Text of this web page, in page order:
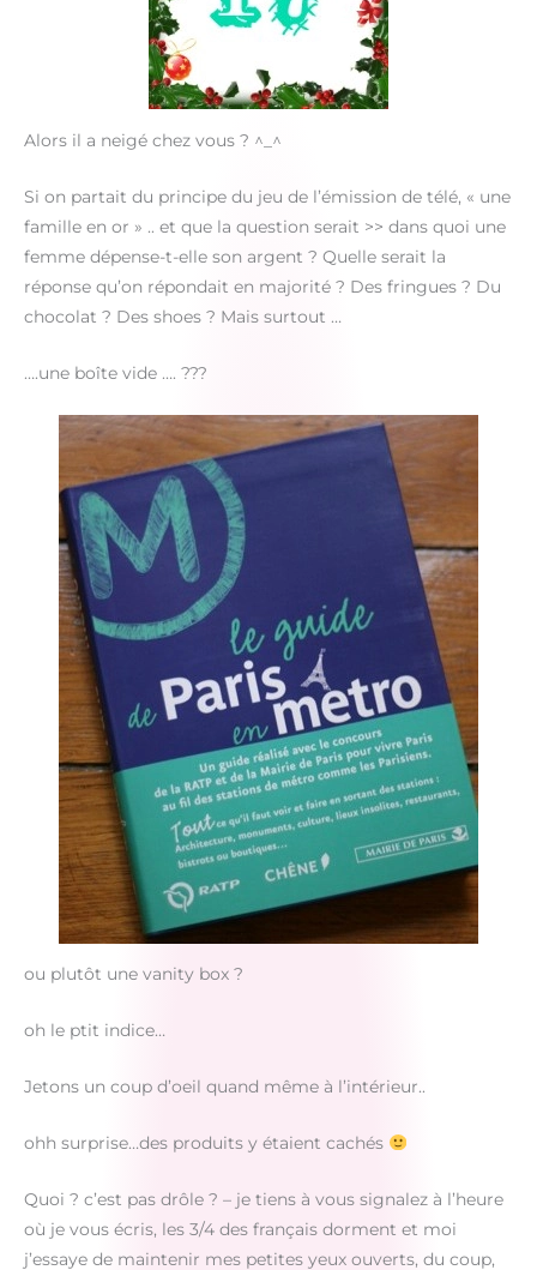
Alors il a neigé chez vous ? ^_^
Si on partait du principe du jeu de l’émission de télé, « une
famille en or » .. et que la question serait >> dans quoi une
femme dépense-t-elle son argent ? Quelle serait la
réponse qu’on répondait en majorité ? Des fringues ? Du
chocolat ? Des shoes ? Mais surtout …
….une boîte vide …. ???
ou plutôt une vanity box ?
oh le ptit indice…
Jetons un coup d’oeil quand même à l’intérieur..
ohh surprise…des produits y étaient cachés
Quoi ? c’est pas drôle ? – je tiens à vous signalez à l’heure
où je vous écris, les 3/4 des français dorment et moi
j’essaye de maintenir mes petites yeux ouverts, du coup,